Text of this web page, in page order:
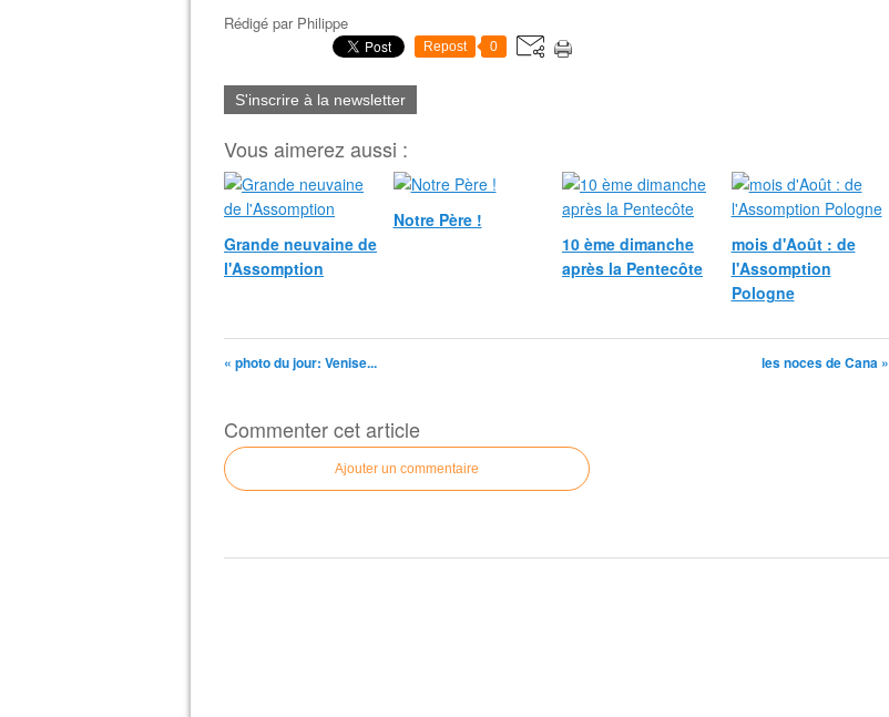
Rédigé par Philippe
Repost 0
S'inscrire à la newsletter
Vous aimerez aussi :
Grande neuvaine de
l'Assomption
Notre Père !
10 ème dimanche
après la Pentecôte
mois d'Août : de
l'Assomption
Pologne
« photo du jour: Venise... les noces de Cana »
Commenter cet article
Ajouter un commentaire